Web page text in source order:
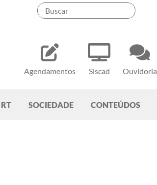
Agendamentos Siscad Ouvidoria
RT SOCIEDADE CONTEÚDOS